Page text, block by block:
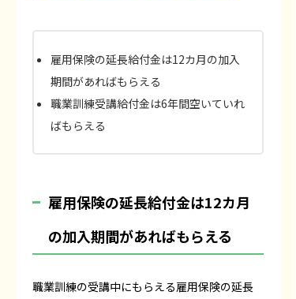
雇用保険の延長給付金は12カ月の加入
期間があればもらえる
職業訓練受講給付金は6年間空いていれ
ばもらえる
雇用保険の延長給付金は12カ月
の加入期間があればもらえる
職業訓練の受講中にもらえる雇用保険の延長